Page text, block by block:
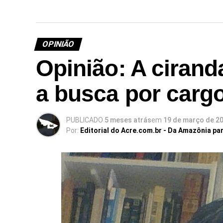
OPINIÃO
Opinião: A
a busca por
PUBLICADO 5 meses atrásem 19 de março de
Por: Editorial do Acre.com.br - Da Amazônia